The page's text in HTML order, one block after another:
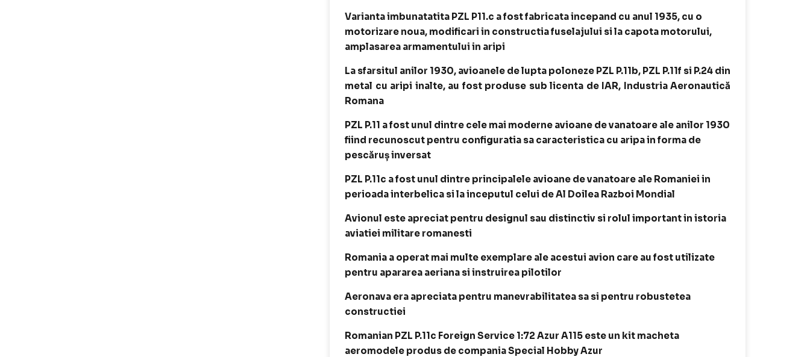
Varianta imbunatatita PZL P11.c a fost fabricata incepand cu anul 1935, cu o
motorizare noua, modificari in constructia fuselajului si la capota motorului,
amplasarea armamentului in aripi
La sfarsitul anilor 1930, avioanele de lupta poloneze PZL P.11b, PZL P.11f si P.24 din
metal cu aripi inalte, au fost produse sub licenta de IAR, Industria Aeronautică
Romana
PZL P.11 a fost unul dintre cele mai moderne avioane de vanatoare ale anilor 1930
fiind recunoscut pentru configuratia sa caracteristica cu aripa in forma de
pescăruș inversat
PZL P.11c a fost unul dintre principalele avioane de vanatoare ale Romaniei in
perioada interbelica si la inceputul celui de Al Doilea Razboi Mondial
Avionul este apreciat pentru designul sau distinctiv si rolul important in istoria
aviatiei militare romanesti
Romania a operat mai multe exemplare ale acestui avion care au fost utilizate
pentru apararea aeriana si instruirea pilotilor
Aeronava era apreciata pentru manevrabilitatea sa si pentru robustetea
constructiei
Romanian PZL P.11c Foreign Service 1:72 Azur A115 este un kit macheta
aeromodele produs de compania Special Hobby Azur